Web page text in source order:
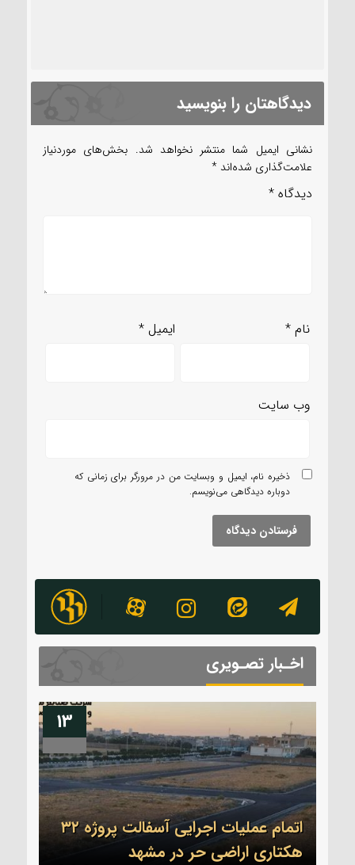
دیدگاهتان را بنویسید
نشانی ایمیل شما منتشر نخواهد شد. بخش‌های موردنیاز
علامت‌گذاری شده‌اند *
دیدگاه *
نام* ایمیل*
وب‌ سایت
ذخیره نام، ایمیل و وبسایت من در مرورگر برای زمانی که
دوباره دیدگاهی می‌نویسم.
اخـبار تصـویری
13
اتمام عملیات اجرایی آسفالت پروژه ۳۲
هکتاری اراضی حر در مشهد